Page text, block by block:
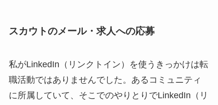
スカウトのメール・求人への応募
私がLinkedIn（リンクトイン）を使うきっかけは転
職活動ではありませんでした。あるコミュニティ
に所属していて、そこでのやりとりでLinkedIn（リ